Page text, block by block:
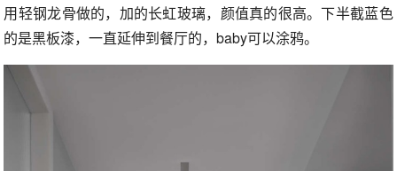
用轻钢龙骨做的，加的长虹玻璃，颜值真的很高。下半截蓝色
的是黑板漆，一直延伸到餐厅的，baby可以涂鸦。